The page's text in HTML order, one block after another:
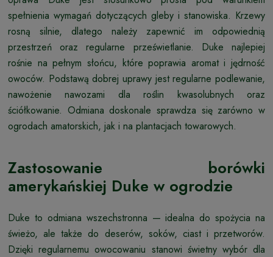
spełnienia wymagań dotyczących gleby i stanowiska. Krzewy
rosną silnie, dlatego należy zapewnić im odpowiednią
przestrzeń oraz regularne prześwietlanie. Duke najlepiej
rośnie na pełnym słońcu, które poprawia aromat i jędrność
owoców. Podstawą dobrej uprawy jest regularne podlewanie,
nawożenie nawozami dla roślin kwasolubnych oraz
ściółkowanie. Odmiana doskonale sprawdza się zarówno w
ogrodach amatorskich, jak i na plantacjach towarowych.
Zastosowanie borówki
amerykańskiej Duke w ogrodzie
Duke to odmiana wszechstronna — idealna do spożycia na
świeżo, ale także do deserów, soków, ciast i przetworów.
Dzięki regularnemu owocowaniu stanowi świetny wybór dla